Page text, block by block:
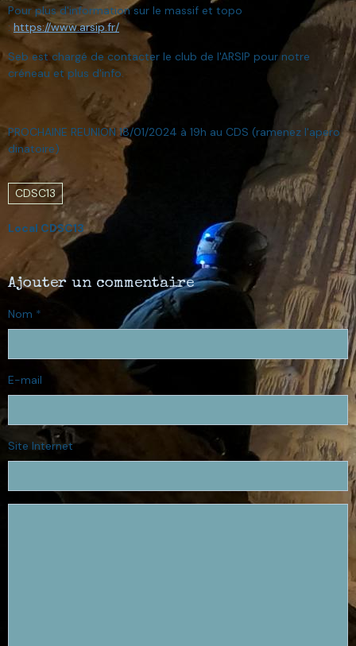
Pour plus d'information sur le massif et topo
: https://www.arsip.fr/
Seb est chargé de contacter le club de l'ARSIP pour notre
créneau et plus d'info.
PROCHAINE REUNION 18/01/2024 à 19h au CDS (ramenez l'apero
dinatoire)
CDSC13
Local CDSC13
Ajouter un commentaire
Nom
E-mail
Site Internet